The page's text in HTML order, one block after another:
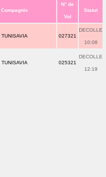
Compagnie
N° de
Vol
Statut
TUNISAVIA 027321
DECOLLE
10:08
TUNISAVIA 025321
DECOLLE
12:19